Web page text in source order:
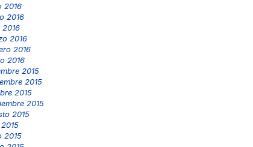
2016
2016
2016
2016
2016
2015
2015
2015
2015
2015
2015